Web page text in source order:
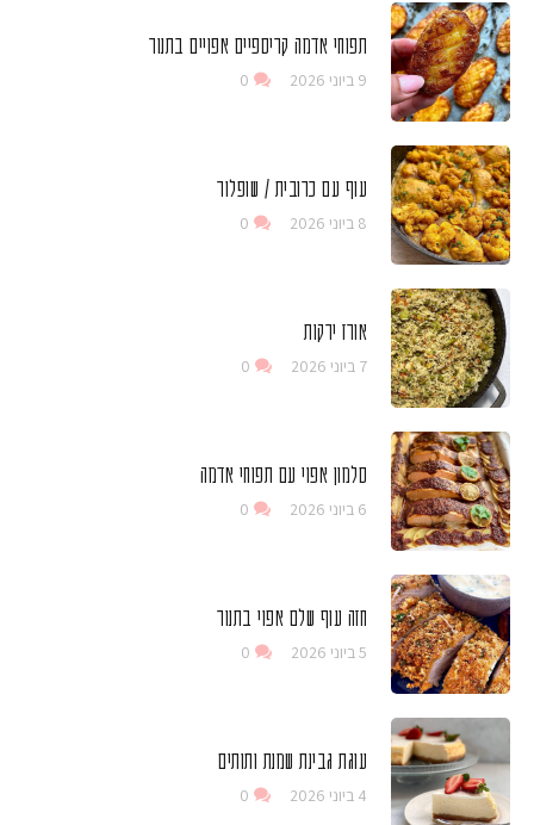
תפוחי אדמה קריספיים אפויים בתנור
9 ביוני 2026 0
עוף עם כרובית / שופלור
8 ביוני 2026 0
אורז ירקות
7 ביוני 2026 0
סלמון אפוי עם תפוחי אדמה
6 ביוני 2026 0
חזה עוף שלם אפוי בתנור
5 ביוני 2026 0
עוגת גבינת שמנת ותותים
4 ביוני 2026 0